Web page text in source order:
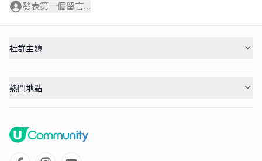
發表第一個留言...
社群主題
熱門地點